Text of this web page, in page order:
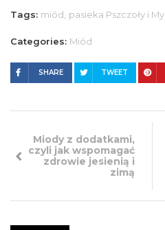
Tags: miód, pasieka Pszczoły i My,
Categories: Miód
SHARE TWEET
Miody z dodatkami,
czyli jak wspomagać
zdrowie jesienią i
zimą